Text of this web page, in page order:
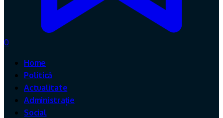
0
Home
Politică
Actualitate
Administrație
Social